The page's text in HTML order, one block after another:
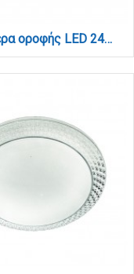
Πλαφονιέρα οροφής LED 24W 3CCT (by tuya) από μαύρο και λευκό ακρυλικό D:40cm (42020-B-Black)